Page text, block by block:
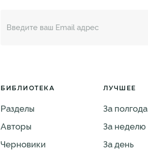
БИБЛИОТЕКА
Разделы
Авторы
Черновики
ЛУЧШЕЕ
За полгода
За неделю
За день